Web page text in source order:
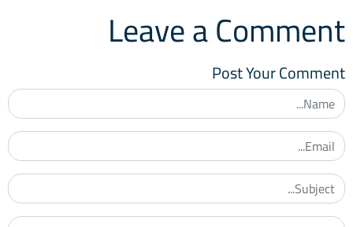
Leave a Comment
Post Your Comment